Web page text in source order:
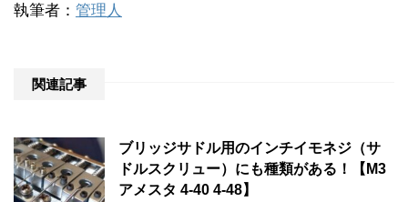
執筆者： 管理人
関連記事
ブリッジサドル用のインチイモネジ（サ
ドルスクリュー）にも種類がある！【M3
アメスタ 4-40 4-48】